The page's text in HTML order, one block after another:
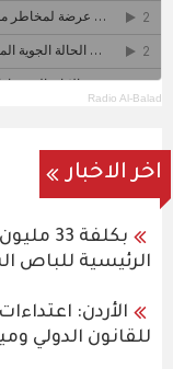
Radio Al-Balad
اخر الاخبار
بكلفة
الرئيسية للباص
الأردن:
للقانون الدولي